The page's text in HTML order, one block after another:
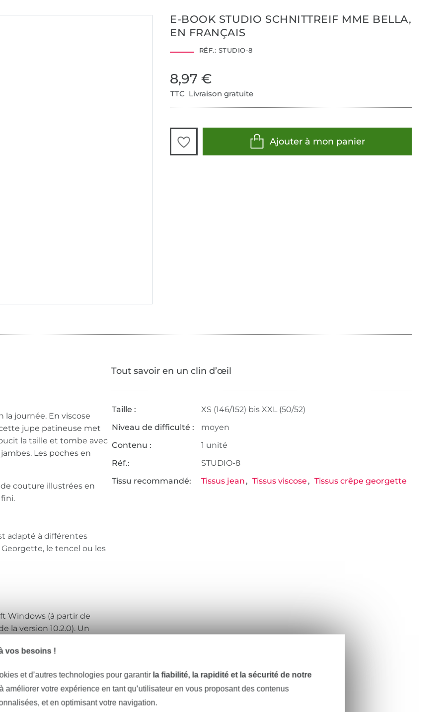
E-BOOK STUDIO SCHNITTREIF MME BELLA,
EN FRANÇAIS
RÉF.: STUDIO-8
8,97 €
TTC Livraison gratuite
Ajouter à mon panier
la journée. En viscose
cette jupe patineuse met
la taille et tombe avec
Les poches en
couture illustrées en
adapté à différentes
le tencel ou les
Windows (à partir de
la version 10.2.0). Un
par exemple Adobe
vous recevrez un e-mail
à Brid Fichtner et
Tout savoir en un clin d’œil
Taille :
XS (146/152) bis XXL (50/52)
Niveau de difficulté :
moyen
Contenu :
1 unité
Réf.:
STUDIO-8
Tissu recommandé:
Tissus jean Tissus viscose Tissus crêpe georgette
vos besoins !
et d’autres technologies pour garantir la fiabilité, la rapidité et la sécurité de notre
améliorer votre expérience en tant qu’utilisateur en vous proposant des contenus
et en optimisant votre navigation.